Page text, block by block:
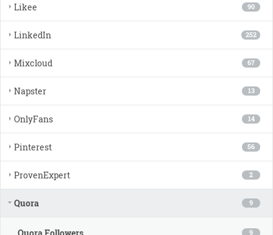
90
Likee
252
LinkedIn
67
Mixcloud
13
Napster
14
OnlyFans
56
Pinterest
2
ProvenExpert
9
Quora
9
Quora Followers